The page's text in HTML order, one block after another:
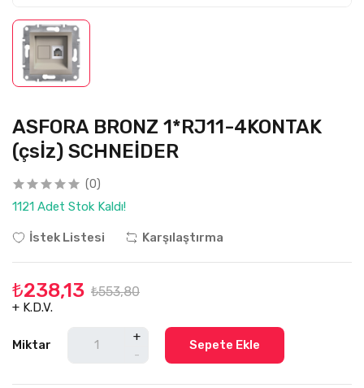
ASFORA BRONZ 1*RJ11-4KONTAK
(çsİz) SCHNEİDER
(0)
1121 Adet Stok Kaldı!
İstek Listesi Karşılaştırma
₺238,13 ₺553,80
+ K.D.V.
Miktar
+
-
Sepete Ekle